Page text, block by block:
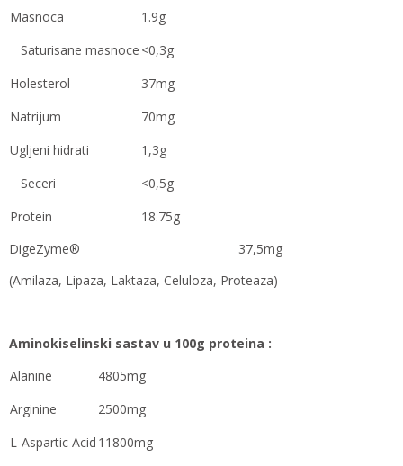
Masnoca
1.9g
Saturisane masnoce <0,3g
Holesterol
37mg
Natrijum
70mg
Ugljeni hidrati
1,3g
Seceri
<0,5g
Protein
18.75g
DigeZyme® 37,5mg
(Amilaza, Lipaza, Laktaza, Celuloza, Proteaza)
Aminokiselinski sastav u 100g proteina :
Alanine
4805mg
Arginine
2500mg
L-Aspartic Acid 11800mg